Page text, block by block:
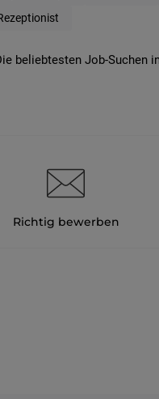
beliebtesten Job-Suchen
Richtig bewerben